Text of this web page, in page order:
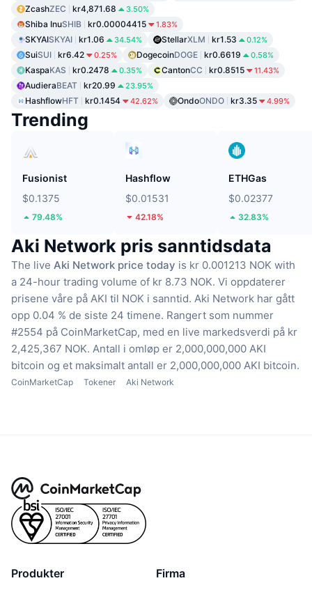
ZcashZEC kr4,871.68 3.50%
Shiba InuSHIB kr0.00004415 1.83%
SKYAISKYAI kr1.06 34.54% StellarXLM kr1.53 0.12%
SuiSUI kr6.42 0.25% DogecoinDOGE kr0.6619 0.58%
KaspaKAS kr0.2478 0.35% CantonCC kr0.8515 11.43%
AudieraBEAT kr20.99 23.95%
HashflowHFT kr0.1454 42.62% OndoONDO kr3.35 4.99%
Trending
Fusionist
$0.1375
79.48%
Hashflow
$0.01531
42.18%
ETHGas
$0.02377
32.83%
Aki Network pris sanntidsdata
The live Aki Network price today is kr 0.001213 NOK with
a 24-hour trading volume of kr 8.73 NOK. Vi oppdaterer
prisene våre på AKI til NOK i sanntid. Aki Network har gått
opp 0.04 % de siste 24 timene. Rangert som nummer
#2554 på CoinMarketCap, med en live markedsverdi på kr
2,425,367 NOK. Antall i omløp er 2,000,000,000 AKI
bitcoin og et maksimalt antall er 2,000,000,000 AKI bitcoin.
CoinMarketCap Tokener Aki Network
Produkter Firma